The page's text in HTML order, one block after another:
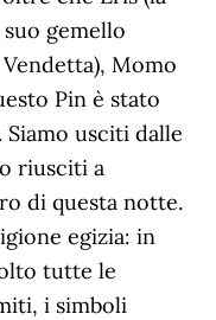
gemello
Momo
Pin è stato
usciti dalle
riusciti a
di questa notte.
egizia: in
tutte le
i simboli